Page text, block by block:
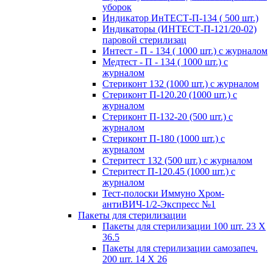
уборок
Индикатор ИнТЕСТ-П-134 ( 500 шт.)
Индикаторы (ИНТЕСТ-П-121/20-02)
паровой стерилизац
Интест - П - 134 ( 1000 шт.) с журналом
Медтест - П - 134 ( 1000 шт.) с
журналом
Стериконт 132 (1000 шт.) с журналом
Стериконт П-120.20 (1000 шт.) с
журналом
Стериконт П-132-20 (500 шт.) с
журналом
Стериконт П-180 (1000 шт.) с
журналом
Стеритест 132 (500 шт.) с журналом
Стеритест П-120.45 (1000 шт.) с
журналом
Тест-полоски Иммуно Хром-
антиВИЧ-1/2-Экспресс №1
Пакеты для стерилизации
Пакеты для стерилизации 100 шт. 23 Х
36.5
Пакеты для стерилизации самозапеч.
200 шт. 14 Х 26